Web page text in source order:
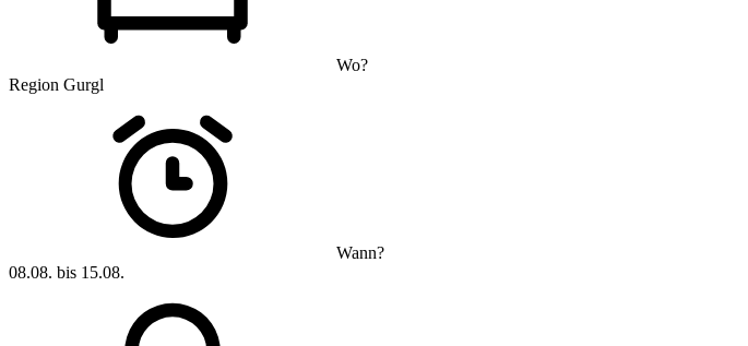
Wo?
Region Gurgl
Wann?
08.08. bis 15.08.